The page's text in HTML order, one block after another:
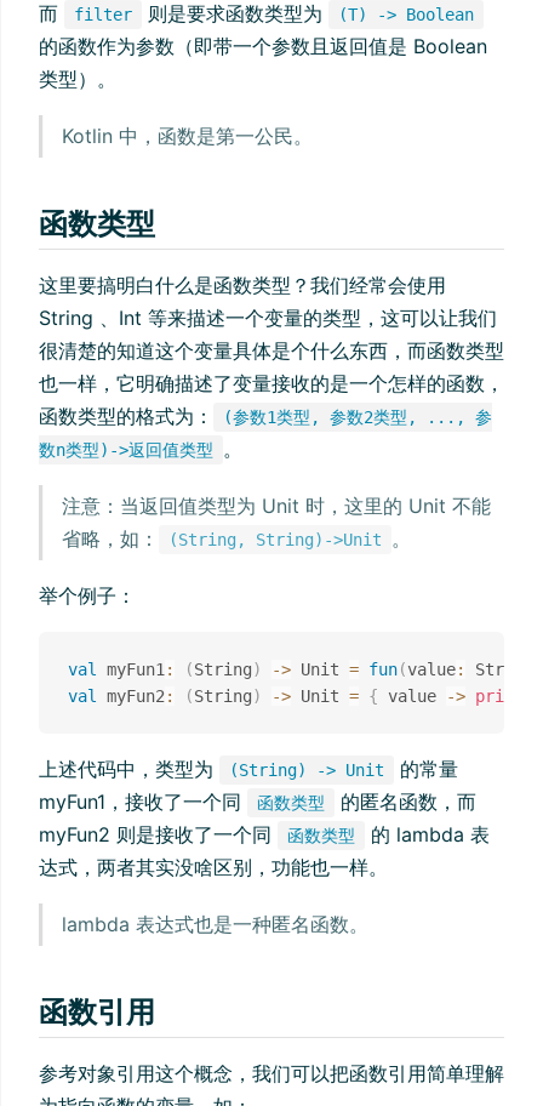
而
filter 则是要求函数类型为 (T) -> Boolean
的函数作为参数（即带一个参数且返回值是 Boolean
类型）。
Kotlin 中，函数是第一公民。
函数类型
这里要搞明白什么是函数类型？我们经常会使用
String 、Int 等来描述一个变量的类型，这可以让我们
很清楚的知道这个变量具体是个什么东西，而函数类型
也一样，它明确描述了变量接收的是一个怎样的函数，
函数类型的格式为：
(参数1类型, 参数2类型, ..., 参
数n类型)->返回值类型
。
注意：当返回值类型为 Unit 时，这里的 Unit 不能
省略，如：
(String, String)->Unit 。
举个例子：
val myFun1 : (String) -> Unit = fun(value: String
val
myFun2 : (String) -> Unit = { value -> println
上述代码中，类型为 (String) -> Unit
的常量
myFun1，接收了一个同
函数类型
的匿名函数，而
myFun2 则是接收了一个同
函数类型
的 lambda 表
达式，两者其实没啥区别，功能也一样。
lambda 表达式也是一种匿名函数。
函数引用
参考对象引用这个概念，我们可以把函数引用简单理解